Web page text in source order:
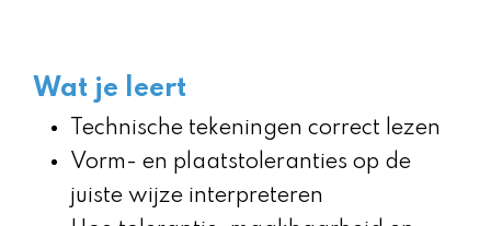
Wat je leert
Technische tekeningen correct lezen
Vorm- en plaatstoleranties op de
juiste wijze interpreteren